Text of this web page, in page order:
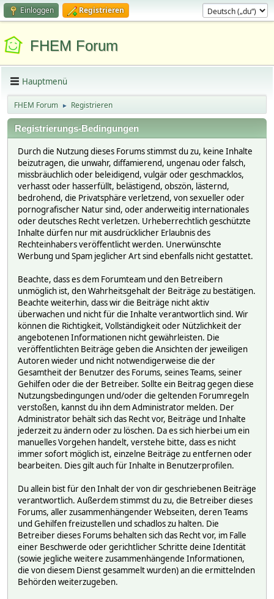
Einloggen Registrieren
FHEM Forum
Hauptmenü
FHEM Forum ► Registrieren
Registrierungs-Bedingungen
Durch die Nutzung dieses Forums stimmst du zu, keine Inhalte
beizutragen, die unwahr, diffamierend, ungenau oder falsch,
missbräuchlich oder beleidigend, vulgär oder geschmacklos,
verhasst oder hasserfüllt, belästigend, obszön, lästernd,
bedrohend, die Privatsphäre verletzend, von sexueller oder
pornografischer Natur sind, oder anderweitig internationales
oder deutsches Recht verletzen. Urheberrechtlich geschützte
Inhalte dürfen nur mit ausdrücklicher Erlaubnis des
Rechteinhabers veröffentlicht werden. Unerwünschte
Werbung und Spam jeglicher Art sind ebenfalls nicht gestattet.
Beachte, dass es dem Forumteam und den Betreibern
unmöglich ist, den Wahrheitsgehalt der Beiträge zu bestätigen.
Beachte weiterhin, dass wir die Beiträge nicht aktiv
überwachen und nicht für die Inhalte verantwortlich sind. Wir
können die Richtigkeit, Vollständigkeit oder Nützlichkeit der
angebotenen Informationen nicht gewährleisten. Die
veröffentlichten Beiträge geben die Ansichten der jeweiligen
Autoren wieder und nicht notwendigerweise die der
Gesamtheit der Benutzer des Forums, seines Teams, seiner
Gehilfen oder die der Betreiber. Sollte ein Beitrag gegen diese
Nutzungsbedingungen und/oder die geltenden Forumregeln
verstoßen, kannst du ihn dem Administrator melden. Der
Administrator behält sich das Recht vor, Beiträge und Inhalte
jederzeit zu ändern oder zu löschen. Da es sich hierbei um ein
manuelles Vorgehen handelt, verstehe bitte, dass es nicht
immer sofort möglich ist, einzelne Beiträge zu entfernen oder
bearbeiten. Dies gilt auch für Inhalte in Benutzerprofilen.
Du allein bist für den Inhalt der von dir geschriebenen Beiträge
verantwortlich. Außerdem stimmst du zu, die Betreiber dieses
Forums, aller zusammenhängender Webseiten, deren Teams
und Gehilfen freizustellen und schadlos zu halten. Die
Betreiber dieses Forums behalten sich das Recht vor, im Falle
einer Beschwerde oder gerichtlicher Schritte deine Identität
(sowie jegliche weitere zusammenhängende Informationen,
die von diesem Dienst gesammelt wurden) an die ermittelnden
Behörden weiterzugeben.